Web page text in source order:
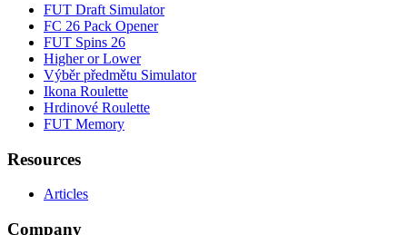
FUT Draft Simulator
FC 26 Pack Opener
FUT Spins 26
Higher or Lower
Výběr předmětu Simulator
Ikona Roulette
Hrdinové Roulette
FUT Memory
Resources
Articles
Company